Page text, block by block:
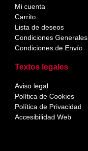
Mi cuenta
Carrito
Lista de deseos
Condiciones Generales
Condiciones de Envío
Textos legales
Aviso legal
Política de Cookies
Política de Privacidad
Accesibilidad Web